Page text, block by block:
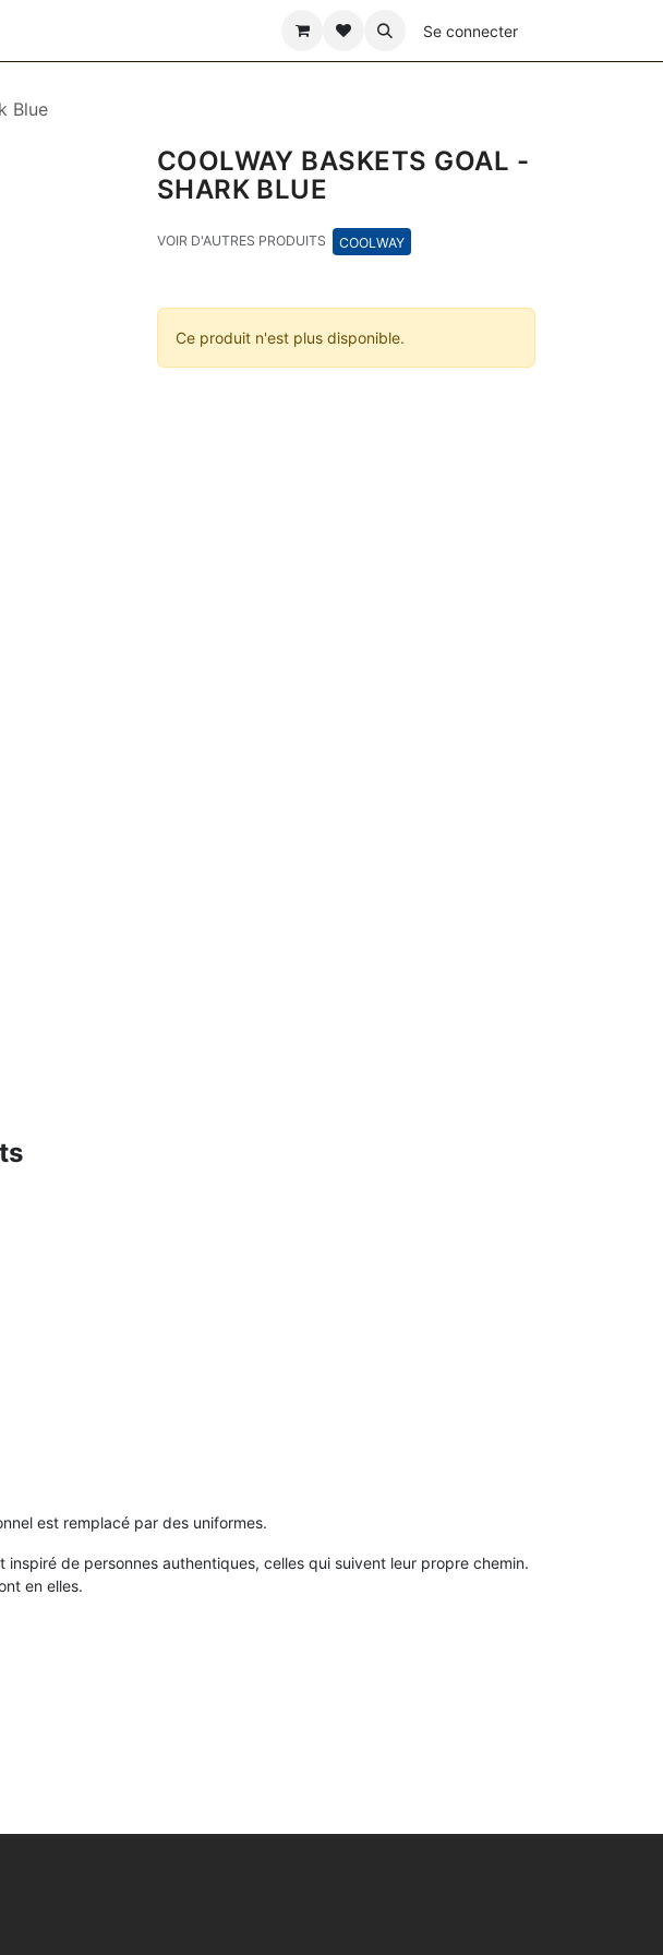
Se connecter
Blue
COOLWAY BASKETS GOAL -
SHARK BLUE
VOIR D'AUTRES PRODUITS COOLWAY
Ce produit n'est plus disponible.
est remplacé par des uniformes.
de personnes authentiques, celles qui suivent leur propre chemin.
en elles.